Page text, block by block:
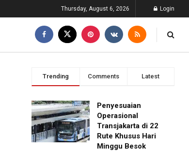
Thursday, August 6, 2026 Login
Trending Comments Latest
Penyesuaian
Operasional
Transjakarta di 22
Rute Khusus Hari
Minggu Besok